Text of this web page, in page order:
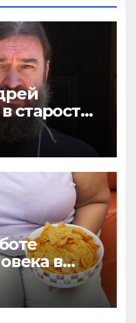
старости
грехи?
в
в чем дело!